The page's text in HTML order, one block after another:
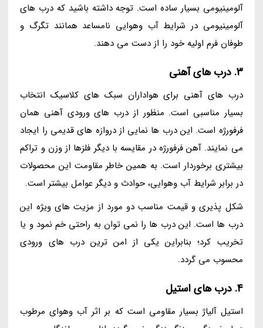
آلومینیومی بسیار ساده است. توجه داشته باشید که درب های
آلومینیومی در شرایط آب وهوایی نامساعد همانند تگرگ و
طوفان فرم اولیه خود را از دست می دهند.
3. درب های آهنی
درب های آهنی برای هواداران سبک های کلاسیک انتخاب
بسیار مناسبی است. منظور از درب های ورودی آهنی همان
فرفورژه است. این درب ها نمایی از دروازه های قدیمی را ایجاد
می نمایند. آهن فرفورژه در مقایسه با دیگر فلزها از وزن و تراکم
بیشتری برخوردار است. به همین خاطر مقاومت این محصولات
در برابر شرایط آب وهوایی، حوادث و دیگر عوامل بیشتر است.
شکل پذیری و قیمت مناسب دو مورد از مزیت های ویژه این
درب ها است. این درب ها را نمی توان به راحتی خم نمود و یا
تخریب کرد؛ بنابراین یکی از امن ترین درب های ورودی
محسوب می گردد.
4. درب های استیل
استیل آلیاژ بسیار مقاومی است که بر اثر آب وهوای مرطوب